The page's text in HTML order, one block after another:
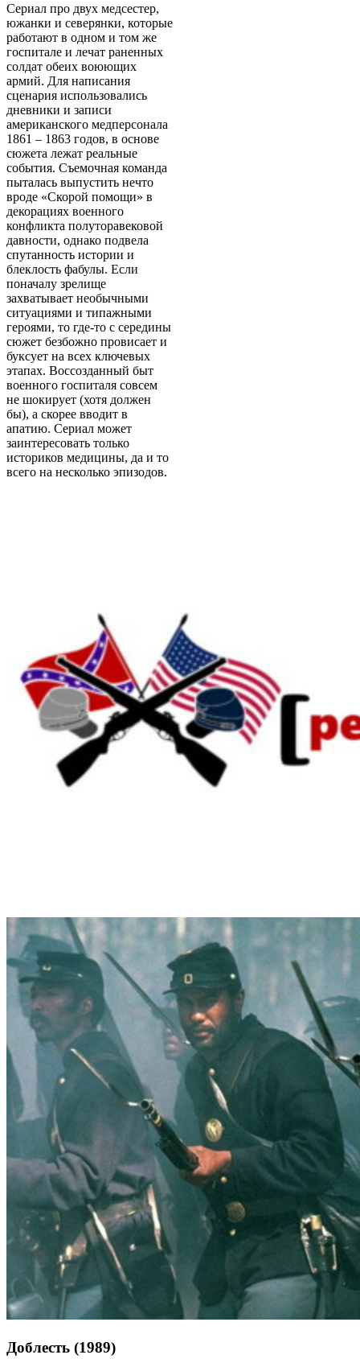
Сериал про двух медсестер,
южанки и северянки, которые
работают в одном и том же
госпитале и лечат раненных
солдат обеих воюющих
армий. Для написания
сценария использовались
дневники и записи
американского медперсонала
1861 – 1863 годов, в основе
сюжета лежат реальные
события. Съемочная команда
пыталась выпустить нечто
вроде «Скорой помощи» в
декорациях военного
конфликта полуторавековой
давности, однако подвела
спутанность истории и
блеклость фабулы. Если
поначалу зрелище
захватывает необычными
ситуациями и типажными
героями, то где-то с середины
сюжет безбожно провисает и
буксует на всех ключевых
этапах. Воссозданный быт
военного госпиталя совсем
не шокирует (хотя должен
бы), а скорее вводит в
апатию. Сериал может
заинтересовать только
историков медицины, да и то
всего на несколько эпизодов.
Доблесть (1989)